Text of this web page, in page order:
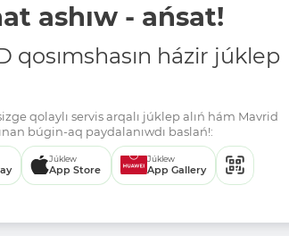
ashıw - ańsat!
qosımshasın házir júklep
qolaylı servis arqalı júklep alıń hám Mavrid
búgin-aq paydalanıwdı baslań!:
Júklew
App Store
Júklew
App Gallery